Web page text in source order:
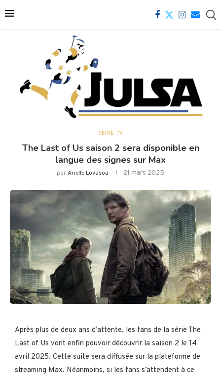
SÉRIE TV
The Last of Us saison 2 sera disponible en
langue des signes sur Max
parArielle Lovasoa 21 mars 2025
Après plus de deux ans d’attente, les fans de la série The
Last of Us vont enfin pouvoir découvrir la saison 2 le 14
avril 2025. Cette suite sera diffusée sur la plateforme de
streaming Max. Néanmoins, si les fans s’attendent à ce